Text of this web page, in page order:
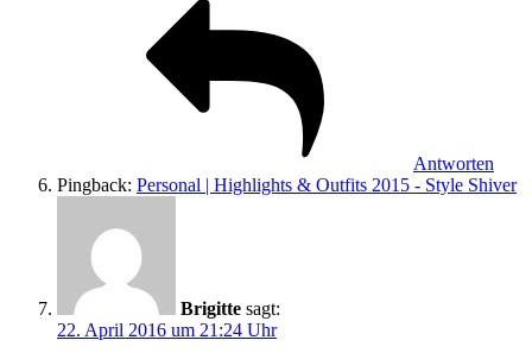
Antworten
Pingback: Personal | Highlights & Outfits 2015 - Style Shiver
Brigitte sagt:
22. April 2016 um 21:24 Uhr